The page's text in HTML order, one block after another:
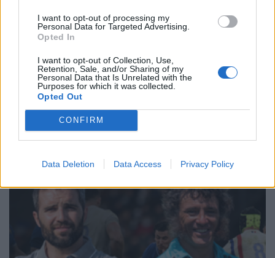
I want to opt-out of processing my
Personal Data for Targeted Advertising.
Opted In
I want to opt-out of Collection, Use,
Retention, Sale, and/or Sharing of my
Personal Data that Is Unrelated with the
Purposes for which it was collected.
Opted Out
CONFIRM
Data Deletion Data Access Privacy Policy
← 1 2 3 4 5 6 7
Pagina 4 di 22